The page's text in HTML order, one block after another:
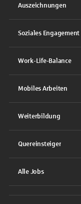
Auszeichnungen
Soziales Engagement
Work-Life-Balance
Mobiles Arbeiten
Weiterbildung
Quereinsteiger
Alle Jobs